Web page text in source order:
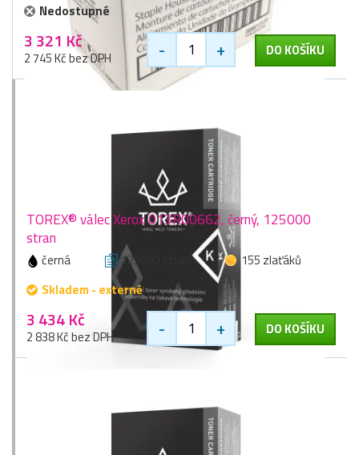
Nedostupné
3 321 Kč
2 745 Kč bez DPH - + DO KOŠÍKU
TOREX® válec Xerox 013R00662, černý, 125000
stran
černá 125000 stran
155 zlaťáků
Skladem - externě
3 434 Kč
2 838 Kč bez DPH - + DO KOŠÍKU